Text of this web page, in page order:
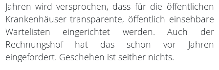
Jahren wird versprochen, dass für die öffentlichen
Krankenhäuser transparente, öffentlich einsehbare
Wartelisten eingerichtet werden. Auch der
Rechnungshof hat das schon vor Jahren
eingefordert. Geschehen ist seither nichts.